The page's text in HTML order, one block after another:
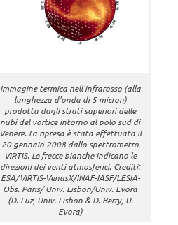
Immagine termica nell'infrarosso (alla
lunghezza d'onda di 5 micron)
prodotta dagli strati superiori delle
nubi del vortice intorno al polo sud di
Venere. La ripresa è stata effettuata il
20 gennaio 2008 dallo spettrometro
VIRTIS. Le frecce bianche indicano le
direzioni dei venti atmosferici. Crediti:
ESA/VIRTIS-VenusX/INAF-IASF/LESIA-
Obs. Paris/ Univ. Lisbon/Univ. Evora
(D. Luz, Univ. Lisbon & D. Berry, U.
Evora)